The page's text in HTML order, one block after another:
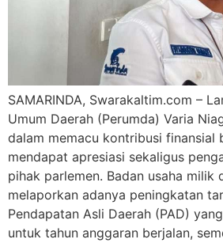
SAMARINDA, Swarakaltim.com –
Umum Daerah (Perumda) Varia
dalam memacu kontribusi finansial
mendapat apresiasi sekaligus
pihak parlemen. Badan usaha milik
melaporkan adanya peningkatan
Pendapatan Asli Daerah (PAD)
untuk tahun anggaran berjalan,